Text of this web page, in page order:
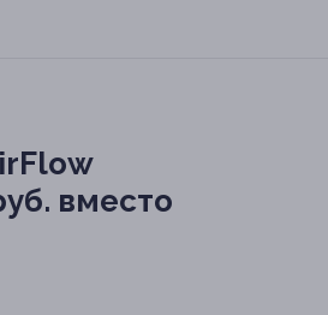
вместо